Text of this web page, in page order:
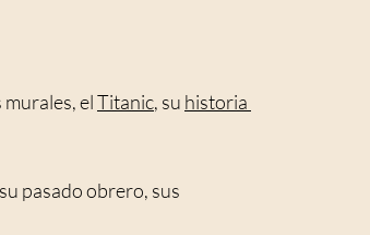
el Titanic, su historia
pasado obrero, sus